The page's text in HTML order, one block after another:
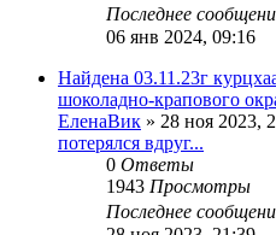
Последнее
06 янв 2024, 09:16
Найдена 03.11.23г
шоколадно-крапового
ЕленаВик » 28 ноя 2023,
потерялся вдруг...
0 Ответы
1943 Просмотры
Последнее